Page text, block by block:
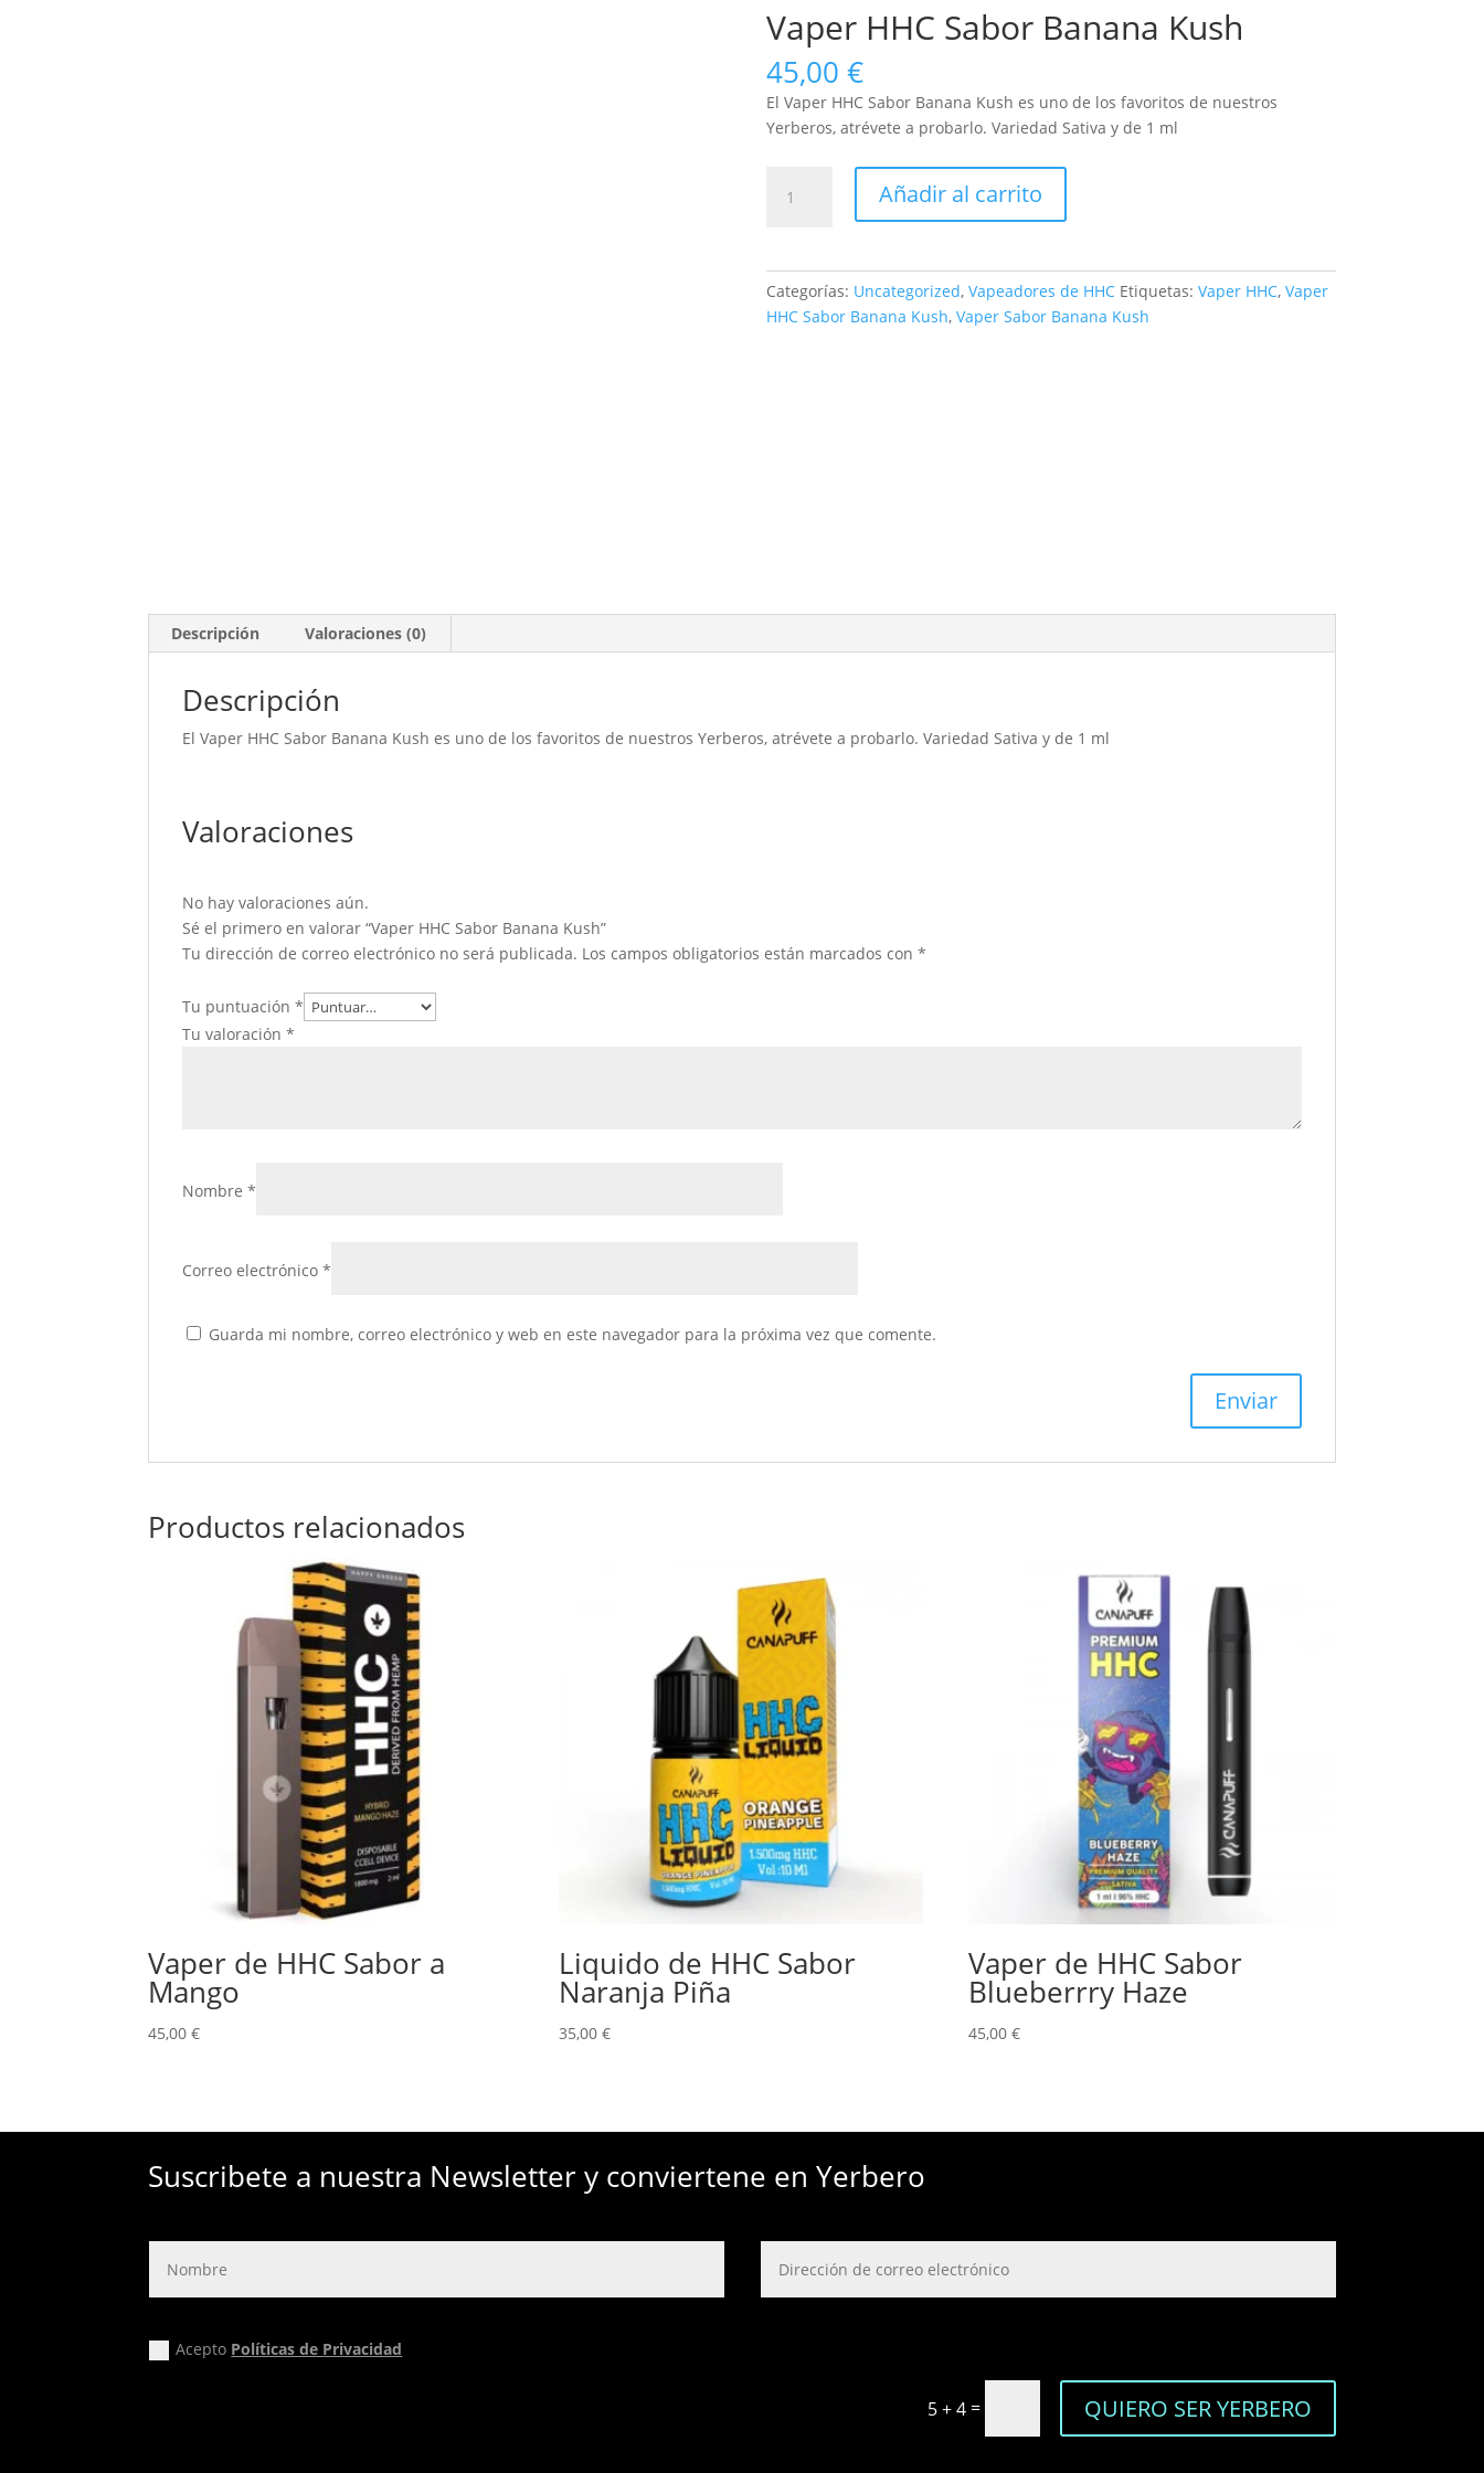
Vaper HHC Sabor Banana Kush
45,00 €
El Vaper HHC Sabor Banana Kush es uno de los favoritos de nuestros
Yerberos, atrévete a probarlo. Variedad Sativa y de 1 ml
HHC
cantidad
Añadir al carrito
Categorías: Uncategorized, Vapeadores de HHC Etiquetas: Vaper HHC, Vaper
HHC Sabor Banana Kush, Vaper Sabor Banana Kush
Descripción Valoraciones (0)
Descripción
El Vaper HHC Sabor Banana Kush es uno de los favoritos de nuestros Yerberos, atrévete a probarlo. Variedad Sativa y de 1 ml
Valoraciones
No hay valoraciones aún.
Sé el primero en valorar “Vaper HHC Sabor Banana Kush”
Tu dirección de correo electrónico no será publicada. Los campos obligatorios están marcados con*
Tu puntuación*
Tu valoración*
Nombre*
Correo electrónico*
Guarda mi nombre, correo electrónico y web en este navegador para la próxima vez que comente.
Productos relacionados
Vaper de HHC Sabor a
Mango
45,00€
Liquido de HHC Sabor
Naranja Piña
35,00 €
Vaper de HHC Sabor
Blueberrry Haze
45,00€
Suscribete a nuestra Newsletter y conviertene en Yerbero
Acepto Políticas de Privacidad
5 + 4= QUIERO SER YERBERO